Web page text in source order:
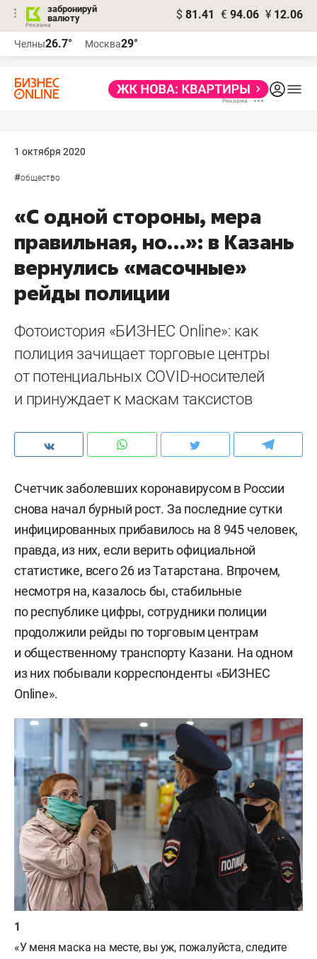
забронируй
валюту
$ 81.41 € 94.06 ¥ 12.06
Челны26.7° Москва29°
1 октября 2020
#общество
«С одной стороны, мера
правильная, но…»: в Казань
вернулись «масочные»
рейды полиции
Фотоистория «БИЗНЕС Online»: как
полиция зачищает торговые центры
от потенциальных COVID-носителей
и принуждает к маскам таксистов
Счетчик заболевших коронавирусом в России
снова начал бурный рост. За последние сутки
инфицированных прибавилось на 8 945 человек,
правда, из них, если верить официальной
статистике, всего 26 из Татарстана. Впрочем,
несмотря на, казалось бы, стабильные
по республике цифры, сотрудники полиции
продолжили рейды по торговым центрам
и общественному транспорту Казани. На одном
из них побывали корреспонденты «БИЗНЕС
Online».
«У меня маска на месте, вы уж, пожалуйста, следите